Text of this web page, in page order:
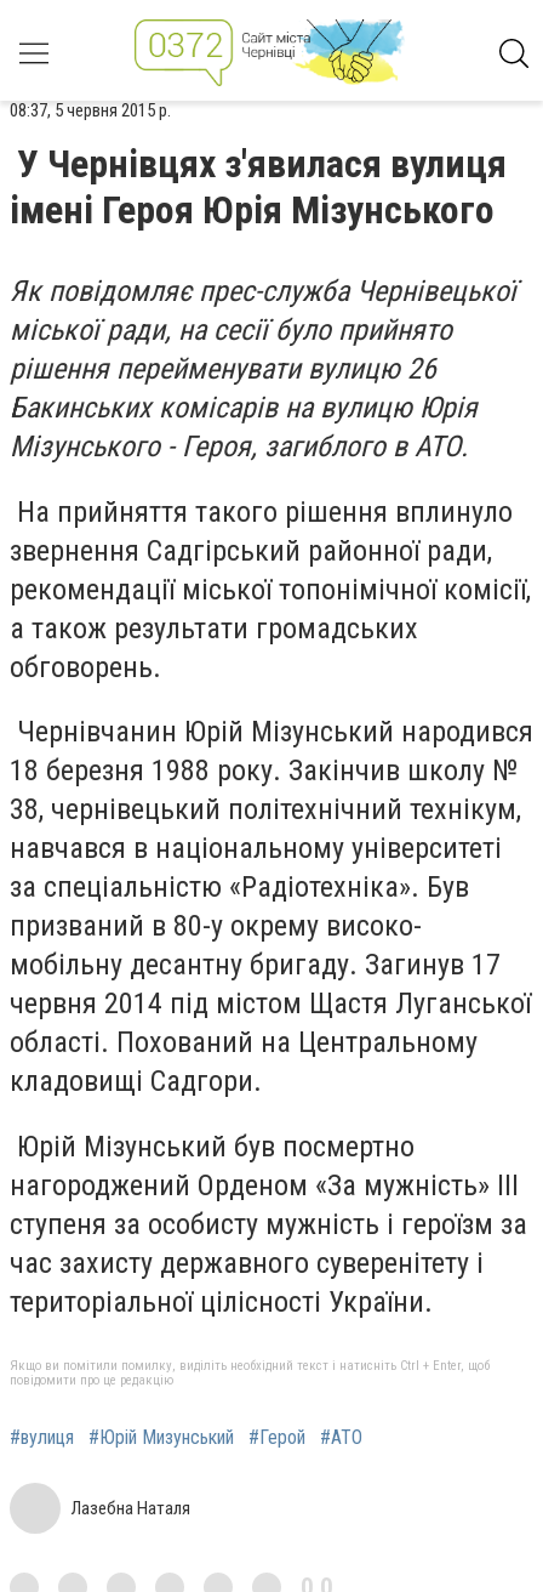
08:37, 5 червня 2015 р.
У Чернівцях з'явилася вулиця
імені Героя Юрія Мізунського
Як повідомляє прес-служба Чернівецької
міської ради, на сесії було прийнято
рішення перейменувати вулицю 26
Бакинських комісарів на вулицю Юрія
Мізунського - Героя, загиблого в АТО.
На прийняття такого рішення вплинуло
звернення Садгірський районної ради,
рекомендації міської топонімічної комісії,
а також результати громадських
обговорень.
Чернівчанин Юрій Мізунський народився
18 березня 1988 року. Закінчив школу №
38, чернівецький політехнічний технікум,
навчався в національному університеті
за спеціальністю «Радіотехніка». Був
призваний в 80-у окрему високо-
мобільну десантну бригаду. Загинув 17
червня 2014 під містом Щастя Луганської
області. Похований на Центральному
кладовищі Садгори.
Юрій Мізунський був посмертно
нагороджений Орденом «За мужність» ІІІ
ступеня за особисту мужність і героїзм за
час захисту державного суверенітету і
територіальної цілісності України.
Якщо ви помітили помилку, виділіть необхідний текст і натисніть Ctrl + Enter, щоб
повідомити про це редакцію
#вулиця #Юрій Мизунський #Герой #АТО
Лазебна Наталя